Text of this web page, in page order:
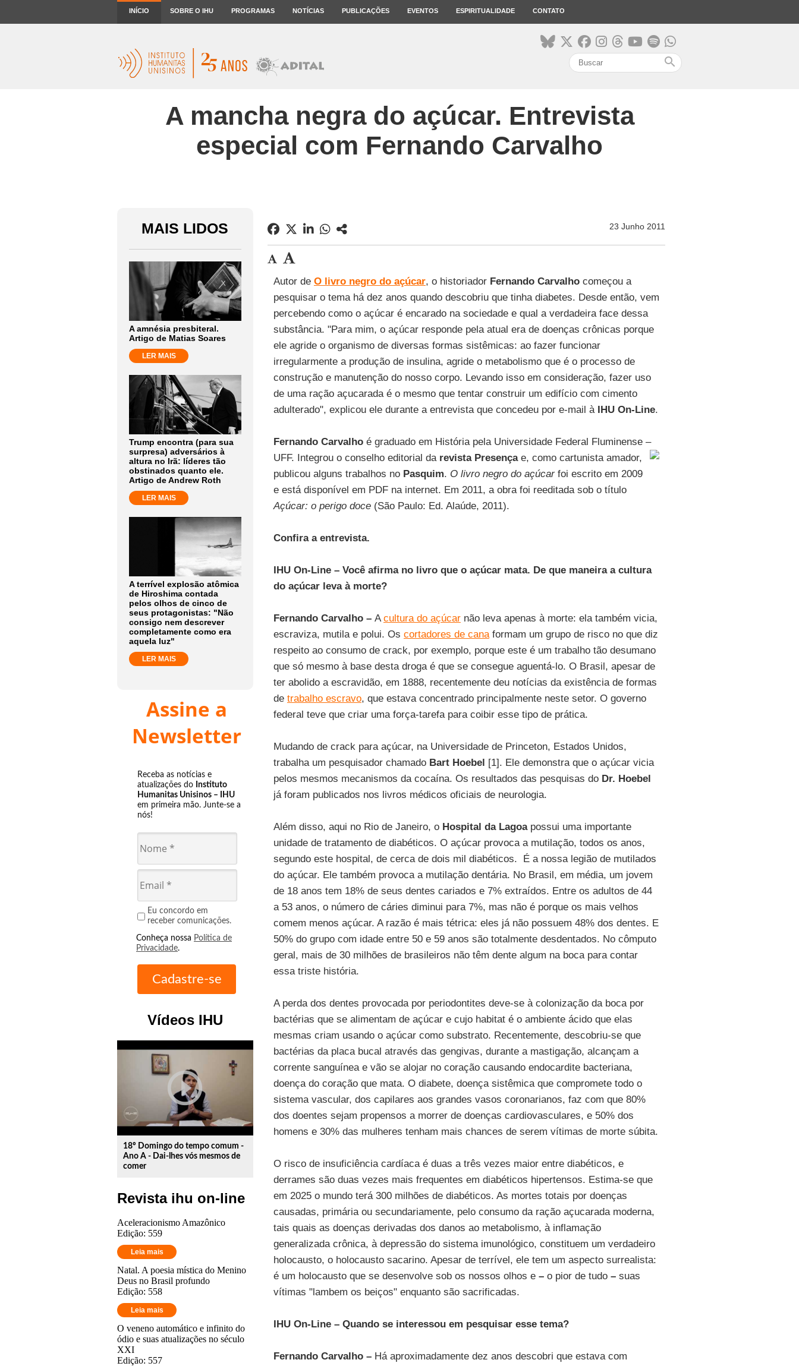
INÍCIO SOBRE O IHU PROGRAMAS NOTÍCIAS PUBLICAÇÕES EVENTOS ESPIRITUALIDADE CONTATO
search
A mancha negra do açúcar. Entrevista
especial com Fernando Carvalho
MAIS LIDOS
A amnésia presbiteral.
Artigo de Matias Soares
LER MAIS
Trump encontra (para sua
surpresa) adversários à
altura no Irã: líderes tão
obstinados quanto ele.
Artigo de Andrew Roth
LER MAIS
A terrível explosão atômica
de Hiroshima contada
pelos olhos de cinco de
seus protagonistas: "Não
consigo nem descrever
completamente como era
aquela luz"
LER MAIS
Assine a
Newsletter
Receba as notícias e
atualizações do Instituto
Humanitas Unisinos – IHU
em primeira mão. Junte-se a
nós!
Eu concordo em
receber comunicações.
Conheça nossa Política de
Privacidade.
Vídeos IHU
play_circle_outline
18º Domingo do tempo comum -
Ano A - Dai-lhes vós mesmos de
comer
Revista ihu on-line
Aceleracionismo Amazônico
Edição: 559
Leia mais
Natal. A poesia mística do Menino
Deus no Brasil profundo
Edição: 558
Leia mais
O veneno automático e infinito do
ódio e suas atualizações no século
XXI
Edição: 557
23 Junho 2011
Autor de O livro negro do açúcar, o historiador Fernando Carvalho começou a
pesquisar o tema há dez anos quando descobriu que tinha diabetes. Desde então, vem
percebendo como o açúcar é encarado na sociedade e qual a verdadeira face dessa
substância. "Para mim, o açúcar responde pela atual era de doenças crônicas porque
ele agride o organismo de diversas formas sistêmicas: ao fazer funcionar
irregularmente a produção de insulina, agride o metabolismo que é o processo de
construção e manutenção do nosso corpo. Levando isso em consideração, fazer uso
de uma ração açucarada é o mesmo que tentar construir um edifício com cimento
adulterado", explicou ele durante a entrevista que concedeu por e-mail à IHU On-Line.
Fernando Carvalhoé graduado em História pela Universidade Federal Fluminense –
UFF. Integrou o conselho editorial da revista Presençae, como cartunista amador,
publicou alguns trabalhos no Pasquim. O livro negro do açúcarfoi escrito em 2009
e está disponível em PDF na internet. Em 2011, a obra foi reeditada sob o título
Açúcar: o perigo doce(São Paulo: Ed. Alaúde, 2011).
Confira a entrevista.
IHU On-Line – Você afirma no livro que o açúcar mata. De que maneira a cultura
do açúcar leva à morte?
Fernando Carvalho – Acultura do açúcarnão leva apenas à morte: ela também vicia,
escraviza, mutila e polui. Os cortadores de canaformam um grupo de risco no que diz
respeito ao consumo de crack, por exemplo, porque este é um trabalho tão desumano
que só mesmo à base desta droga é que se consegue aguentá-lo. O Brasil, apesar de
ter abolido a escravidão, em 1888, recentemente deu notícias da existência de formas
de trabalho escravo, que estava concentrado principalmente neste setor. O governo
federal teve que criar uma força-tarefa para coibir esse tipo de prática.
Mudando de crack para açúcar, na Universidade de Princeton, Estados Unidos,
trabalha um pesquisador chamado Bart Hoebel [1]. Ele demonstra que o açúcar vicia
pelos mesmos mecanismos da cocaína. Os resultados das pesquisas do Dr. Hoebel
já foram publicados nos livros médicos oficiais de neurologia.
Além disso, aqui no Rio de Janeiro, o Hospital da Lagoa possui uma importante
unidade de tratamento de diabéticos. O açúcar provoca a mutilação, todos os anos,
segundo este hospital, de cerca de dois mil diabéticos. É a nossa legião de mutilados
do açúcar. Ele também provoca a mutilação dentária. No Brasil, em média, um jovem
de 18 anos tem 18% de seus dentes cariados e 7% extraídos. Entre os adultos de 44
a 53 anos, o número de cáries diminui para 7%, mas não é porque os mais velhos
comem menos açúcar. A razão é mais tétrica: eles já não possuem 48% dos dentes. E
50% do grupo com idade entre 50 e 59 anos são totalmente desdentados. No cômputo
geral, mais de 30 milhões de brasileiros não têm dente algum na boca para contar
essa triste história.
A perda dos dentes provocada por periodontites deve-se à colonização da boca por
bactérias que se alimentam de açúcar e cujo habitat é o ambiente ácido que elas
mesmas criam usando o açúcar como substrato. Recentemente, descobriu-se que
bactérias da placa bucal através das gengivas, durante a mastigação, alcançam a
corrente sanguínea e vão se alojar no coração causando endocardite bacteriana,
doença do coração que mata. O diabete, doença sistêmica que compromete todo o
sistema vascular, dos capilares aos grandes vasos coronarianos, faz com que 80%
dos doentes sejam propensos a morrer de doenças cardiovasculares, e 50% dos
homens e 30% das mulheres tenham mais chances de serem vítimas de morte súbita.
O risco de insuficiência cardíaca é duas a três vezes maior entre diabéticos, e
derrames são duas vezes mais frequentes em diabéticos hipertensos. Estima-se que
em 2025 o mundo terá 300 milhões de diabéticos. As mortes totais por doenças
causadas, primária ou secundariamente, pelo consumo da ração açucarada moderna,
tais quais as doenças derivadas dos danos ao metabolismo, à inflamação
generalizada crônica, à depressão do sistema imunológico, constituem um verdadeiro
holocausto, o holocausto sacarino. Apesar de terrível, ele tem um aspecto surrealista:
é um holocausto que se desenvolve sob os nossos olhos e –o pior de tudo –suas
vítimas "lambem os beiços" enquanto são sacrificadas.
IHU On-Line – Quando se interessou em pesquisar esse tema?
Fernando Carvalho – Há aproximadamente dez anos descobri que estava com